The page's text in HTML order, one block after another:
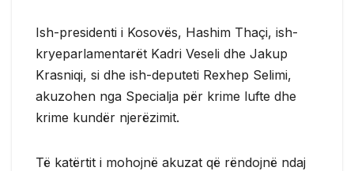
Ish-presidenti i Kosovës, Hashim Thaçi, ish-
kryeparlamentarët Kadri Veseli dhe Jakup
Krasniqi, si dhe ish-deputeti Rexhep Selimi,
akuzohen nga Specialja për krime lufte dhe
krime kundër njerëzimit.
Të katërtit i mohojnë akuzat që rëndojnë ndaj